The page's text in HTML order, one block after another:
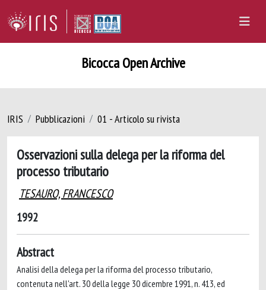
Bicocca Open Archive
IRIS Pubblicazioni 01 - Articolo su rivista
Osservazioni sulla delega per la riforma del
processo tributario
TESAURO, FRANCESCO
1992
Abstract
Analisi della delega per la riforma del processo tributario,
contenuta nell'art. 30 della legge 30 dicembre 1991, n. 413, ed